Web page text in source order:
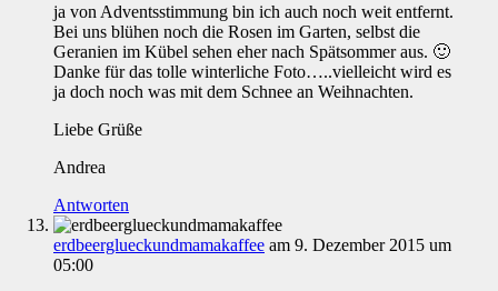
ja von Adventsstimmung bin ich auch noch weit entfernt.
Bei uns blühen noch die Rosen im Garten, selbst die
Geranien im Kübel sehen eher nach Spätsommer aus. 🙂
Danke für das tolle winterliche Foto…..vielleicht wird es
ja doch noch was mit dem Schnee an Weihnachten.
Liebe Grüße
Andrea
Antworten
erdbeerglueckundmamakaffee am 9. Dezember 2015 um
05:00